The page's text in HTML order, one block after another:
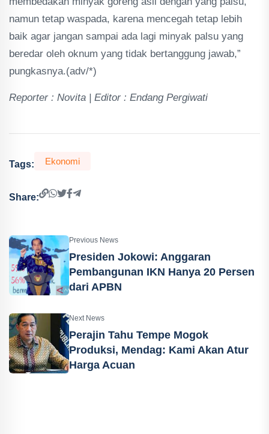
namun tetap waspada, karena mencegah tetap lebih
baik agar jangan sampai ada lagi minyak palsu yang
beredar oleh oknum yang tidak bertanggung jawab,”
pungkasnya.(adv/*)
Reporter : Novita | Editor : Endang Pergiwati
Tags: Ekonomi
Share:
Previous News
Presiden Jokowi: Anggaran
Pembangunan IKN Hanya 20 Persen
dari APBN
Next News
Perajin Tahu Tempe Mogok
Produksi, Mendag: Kami Akan Atur
Harga Acuan